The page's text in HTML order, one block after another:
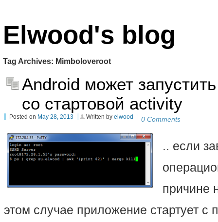
Elwood's blog
Tag Archives: Mimboloveroot
Android может
со стартовой activity
Posted on May 28, 2013 Written by elwood 0 Comments
.. если
причине
этом случае приложение стартует